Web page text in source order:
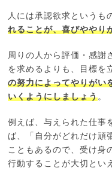
人には承認欲求というも
れることが、喜びややり
周りの人から評価・感謝
を求めるよりも、目標を
の努力によってやりがい
いくようにしましょう。
例えば、与えられた仕事
ば、「自分がどれだけ頑
こともあるので、受け身
行動することが大切とい